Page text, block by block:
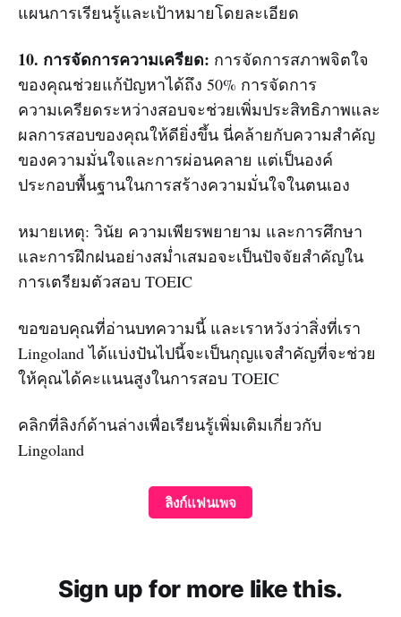
แผนการเรียนรู้และเป้าหมายโดยละเอียด
10. การจัดการความเครียด: การจัดการสภาพจิตใจ
ของคุณช่วยแก้ปัญหาได้ถึง 50% การจัดการ
ความเครียดระหว่างสอบจะช่วยเพิ่มประสิทธิภาพและ
ผลการสอบของคุณให้ดียิ่งขึ้น นี่คล้ายกับความสำคัญ
ของความมั่นใจและการผ่อนคลาย แต่เป็นองค์
ประกอบพื้นฐานในการสร้างความมั่นใจในตนเอง
หมายเหตุ: วินัย ความเพียรพยายาม และการศึกษา
และการฝึกฝนอย่างสม่ำเสมอจะเป็นปัจจัยสำคัญใน
การเตรียมตัวสอบ TOEIC
ขอขอบคุณที่อ่านบทความนี้ และเราหวังว่าสิ่งที่เรา
Lingoland ได้แบ่งปันไปนี้จะเป็นกุญแจสำคัญที่จะช่วย
ให้คุณได้คะแนนสูงในการสอบ TOEIC
คลิกที่ลิงก์ด้านล่างเพื่อเรียนรู้เพิ่มเติมเกี่ยวกับ
Lingoland
ลิงก์แฟนเพจ
Sign up for more like this.